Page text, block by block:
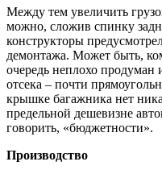
Между тем увеличить
можно, сложив спинку
конструкторы
демонтажа. Может быть,
очередь неплохо
отсека – почти
крышке багажника нет
предельной дешевизне
говорить, «бюджетности».
Производство